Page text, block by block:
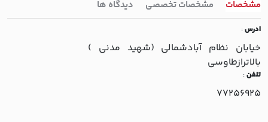
مشخصات مشخصات تخصصی دیدگاه ها
ادرس:
خيابان نظام آبادشمالي (شهيد مدني )
بالاترازطاوسي
تلفن:
77256925